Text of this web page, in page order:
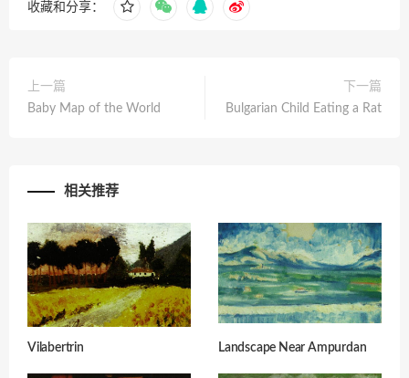
收藏和分享：
上一篇
Baby Map of the World
下一篇
Bulgarian Child Eating a Rat
相关推荐
Vilabertrin Landscape Near Ampurdan